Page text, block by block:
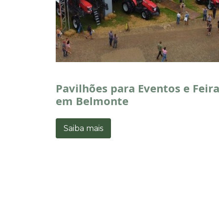
Pavilhões para Eventos e
em Belmonte
Saiba mais